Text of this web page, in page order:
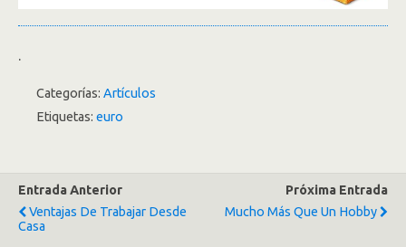
.
Categorías: Artículos
Etiquetas: euro
Entrada Anterior
Ventajas De Trabajar Desde
Casa
Próxima Entrada
Mucho Más Que Un Hobby